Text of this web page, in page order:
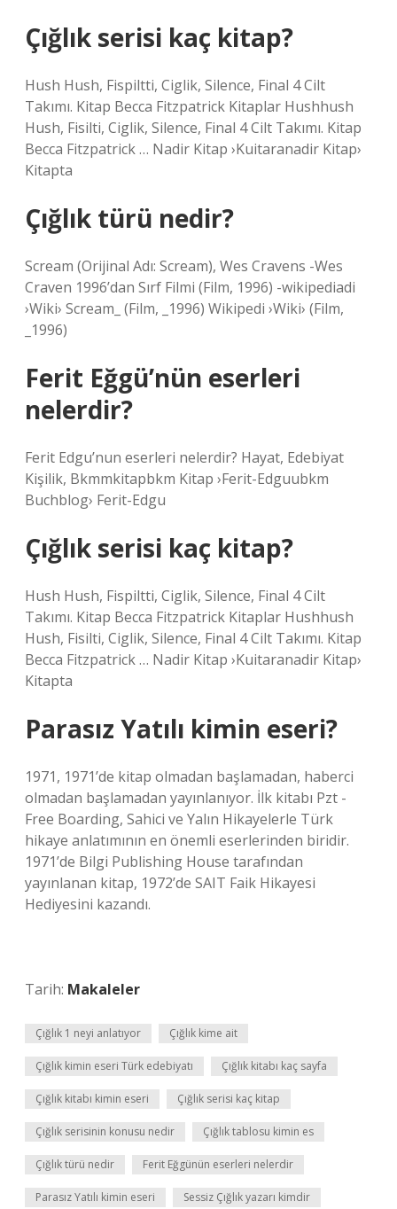
Çığlık serisi kaç kitap?
Hush Hush, Fispiltti, Ciglik, Silence, Final 4 Cilt
Takımı. Kitap Becca Fitzpatrick Kitaplar Hushhush
Hush, Fisilti, Ciglik, Silence, Final 4 Cilt Takımı. Kitap
Becca Fitzpatrick … Nadir Kitap ›Kuitaranadir Kitap›
Kitapta
Çığlık türü nedir?
Scream (Orijinal Adı: Scream), Wes Cravens -Wes
Craven 1996’dan Sırf Filmi (Film, 1996) -wikipediadi
›Wiki› Scream_ (Film, _1996) Wikipedi ›Wiki› (Film,
_1996)
Ferit Eğgü’nün eserleri
nelerdir?
Ferit Edgu’nun eserleri nelerdir? Hayat, Edebiyat
Kişilik, Bkmmkitapbkm Kitap ›Ferit-Edguubkm
Buchblog› Ferit-Edgu
Çığlık serisi kaç kitap?
Hush Hush, Fispiltti, Ciglik, Silence, Final 4 Cilt
Takımı. Kitap Becca Fitzpatrick Kitaplar Hushhush
Hush, Fisilti, Ciglik, Silence, Final 4 Cilt Takımı. Kitap
Becca Fitzpatrick … Nadir Kitap ›Kuitaranadir Kitap›
Kitapta
Parasız Yatılı kimin eseri?
1971, 1971’de kitap olmadan başlamadan, haberci
olmadan başlamadan yayınlanıyor. İlk kitabı Pzt -
Free Boarding, Sahici ve Yalın Hikayelerle Türk
hikaye anlatımının en önemli eserlerinden biridir.
1971’de Bilgi Publishing House tarafından
yayınlanan kitap, 1972’de SAIT Faik Hikayesi
Hediyesini kazandı.
Tarih: Makaleler
Çığlık 1 neyi anlatıyor Çığlık kime ait
Çığlık kimin eseri Türk edebiyatı Çığlık kitabı kaç sayfa
Çığlık kitabı kimin eseri Çığlık serisi kaç kitap
Çığlık serisinin konusu nedir Çığlık tablosu kimin es
Çığlık türü nedir Ferit Eğgünün eserleri nelerdir
Parasız Yatılı kimin eseri Sessiz Çığlık yazarı kimdir